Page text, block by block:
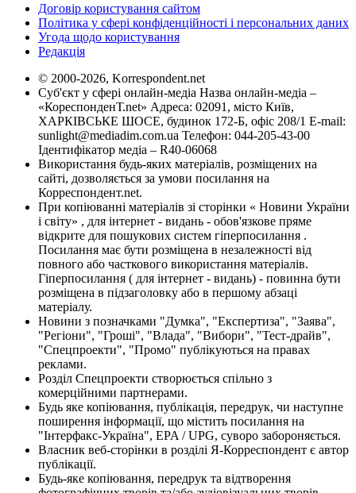
Договір користування сайтом
Політика у сфері конфіденційності і персональних даних
Угода щодо користування
Редакція
© 2000-2026, Korrespondent.net
Суб'єкт у сфері онлайн-медіа Назва онлайн-медіа –
«КореспонденТ.net» Адреса: 02091, місто Київ,
ХАРКІВСЬКЕ ШОСЕ, будинок 172-Б, офіс 208/1 E-mail:
sunlight@mediadim.com.ua Телефон: 044-205-43-00
Ідентифікатор медіа – R40-06068
Використання будь-яких матеріалів, розміщених на
сайті, дозволяється за умови посилання на
Корреспондент.net.
При копіюванні матеріалів зі сторінки « Новини України
і світу» , для інтернет - видань - обов'язкове пряме
відкрите для пошукових систем гіперпосилання .
Посилання має бути розміщена в незалежності від
повного або часткового використання матеріалів.
Гіперпосилання ( для інтернет - видань) - повинна бути
розміщена в підзаголовку або в першому абзаці
матеріалу.
Новини з позначками "Думка", "Експертиза", "Заява",
"Регіони", "Гроші", "Влада", "Вибори", "Тест-драйв",
"Спецпроекти", "Промо" публікуються на правах
реклами.
Розділ Спецпроекти створюється спільно з
комерційними партнерами.
Будь яке копіювання, публікація, передрук, чи наступне
поширення інформації, що містить посилання на
"Інтерфакс-Україна", EPA / UPG, суворо забороняється.
Власник веб-сторінки в розділі Я-Корреспондент є автор
публікації.
Будь-яке копіювання, передрук та відтворення